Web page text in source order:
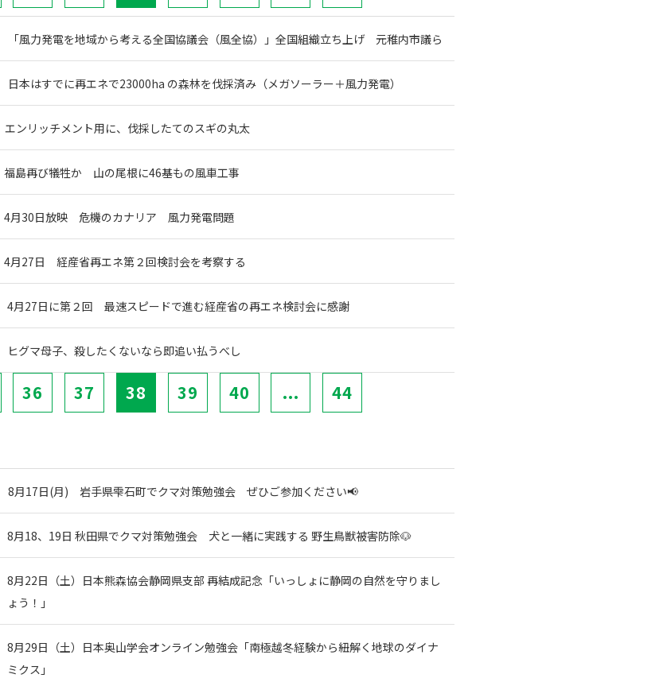
「風力発電を地域から考える全国協議会（風全協）」全国組織立ち上げ 元稚内市議ら
日本はすでに再エネで23000ha の森林を伐採済み（メガソーラー＋風力発電）
エンリッチメント用に、伐採したてのスギの丸太
福島再び犠牲か 山の尾根に46基もの風車工事
4月30日放映 危機のカナリア 風力発電問題
4月27日 経産省再エネ第２回検討会を考察する
4月27日に第２回 最速スピードで進む経産省の再エネ検討会に感謝
ヒグマ母子、殺したくないなら即追い払うべし
36 37 38 39 40 ... 44
8月17日(月) 岩手県雫石町でクマ対策勉強会 ぜひご参加ください📢
8月18、19日 秋田県でクマ対策勉強会 犬と一緒に実践する 野生鳥獣被害防除🐶
8月22日（土）日本熊森協会静岡県支部 再結成記念「いっしょに静岡の自然を守りまし
ょう！」
8月29日（土）日本奥山学会オンライン勉強会「南極越冬経験から紐解く地球のダイナ
ミクス」